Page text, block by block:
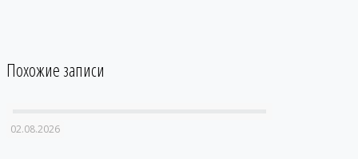
Похожие записи
02.08.2026